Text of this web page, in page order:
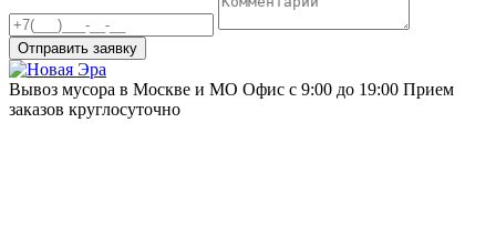
Вывоз мусора в Москве и МО Офис с 9:00 до 19:00 Прием
заказов круглосуточно